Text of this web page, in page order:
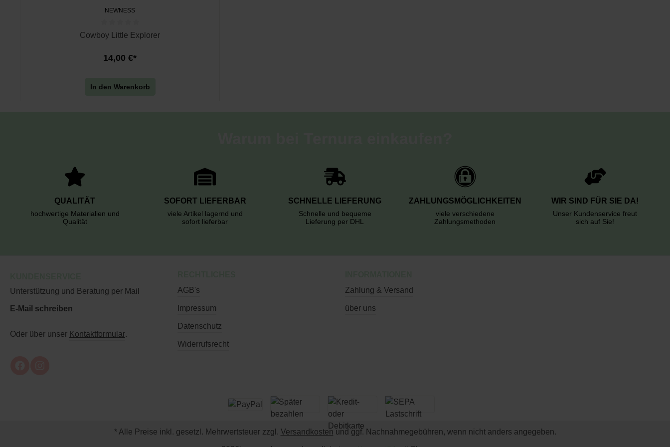
NEWNESS
Cowboy Little Explorer
14,00 €*
In den Warenkorb
QUALITÄT
hochwertige Materialien und
Qualität
SOFORT LIEFERBAR
viele Artikel lagernd und
sofort lieferbar
SCHNELLE LIEFERUNG
Schnelle und bequeme
Lieferung per DHL
ZAHLUNGSMÖGLICHKEITEN
viele verschiedene
Zahlungsmethoden
WIR SIND FÜR SIE DA!
Unser Kundenservice freut
sich auf Sie!
Unterstützung und Beratung per Mail
E-Mail schreiben
Oder über unser Kontaktformular.
AGB's
Impressum
Datenschutz
Widerrufsrecht
Zahlung & Versand
über uns
* Alle Preise inkl. gesetzl. Mehrwertsteuer zzgl. Versandkosten und ggf. Nachnahmegebühren, wenn nicht anders angegeben.